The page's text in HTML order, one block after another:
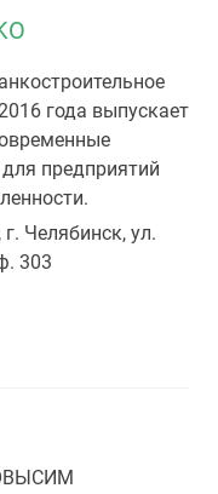
года выпускает
предприятий
г. Челябинск, ул.
303